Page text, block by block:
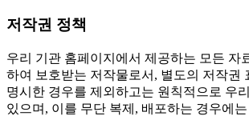
저작권 정책
우리 기관 홈페이지에서 제공하는 모든 자
하여 보호받는 저작물로서, 별도의 저작권
명시한 경우를 제외하고는 원칙적으로 우
있으며, 이를 무단 복제, 배포하는 경우에